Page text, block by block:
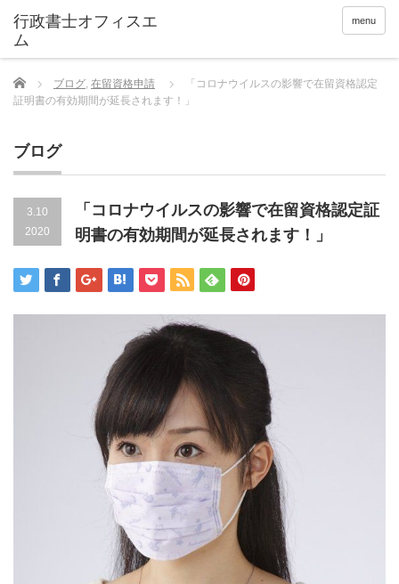
menu
Home ブログ, 在留資格申請
「コロナウイルスの影響で在留資格認定
証明書の有効期間が延長されます！」
ブログ
3.10
2020
「コロナウイルスの影響で在留資格認定証
明書の有効期間が延長されます！」